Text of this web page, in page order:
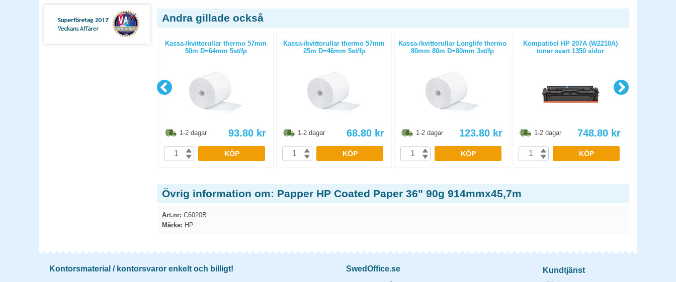
Andra gillade också
Kassa-/kvittorullar thermo 57mm
50m D=64mm 5st/fp
1-2 dagar 93.80 kr
KÖP
Kassa-/kvittorullar thermo 57mm
25m D=46mm 5st/fp
1-2 dagar 68.80 kr
KÖP
Kassa-/kvittorullar Longlife thermo
80mm 80m D=80mm 3st/fp
1-2 dagar 123.80 kr
KÖP
Kompatibel HP 207A (W2210A)
toner svart 1350 sidor
1-2 dagar 748.80 kr
KÖP
Övrig information om: Papper HP Coated Paper 36" 90g 914mmx45,7m
Art.nr: C6020B
Märke: HP
Kontorsmaterial / kontorsvaror enkelt och billigt! SwedOffice.se Kundtjänst